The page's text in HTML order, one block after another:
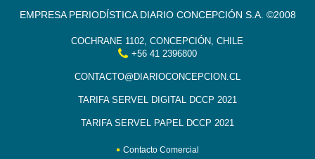
EMPRESA PERIODÍSTICA DIARIO CONCEPCIÓN S.A. ©2008
COCHRANE 1102, CONCEPCIÓN, CHILE
+56 41 2396800
CONTACTO@DIARIOCONCEPCION.CL
TARIFA SERVEL DIGITAL DCCP 2021
TARIFA SERVEL PAPEL DCCP 2021
Contacto Comercial